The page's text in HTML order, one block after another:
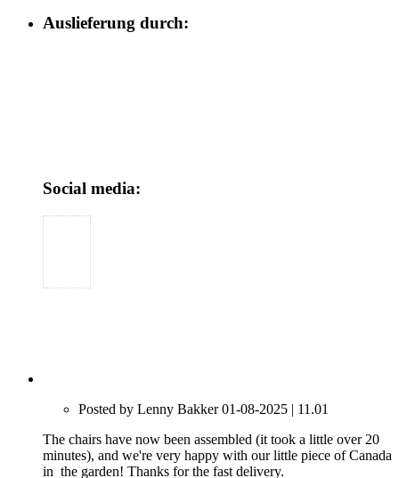
Auslieferung durch:
Social media:
Posted by Lenny Bakker 01-08-2025 | 11.01
The chairs have now been assembled (it took a little over 20
minutes), and we're very happy with our little piece of Canada
in the garden! Thanks for the fast delivery.